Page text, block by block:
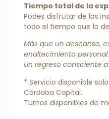
Tiempo total de la
Podes disfrutar de las
todo el tiempo que lo
Más que un descanso,
enaltecimiento personal.
Un regreso consciente
* Servicio disponible
Córdoba Capital.
Turnos disponibles de